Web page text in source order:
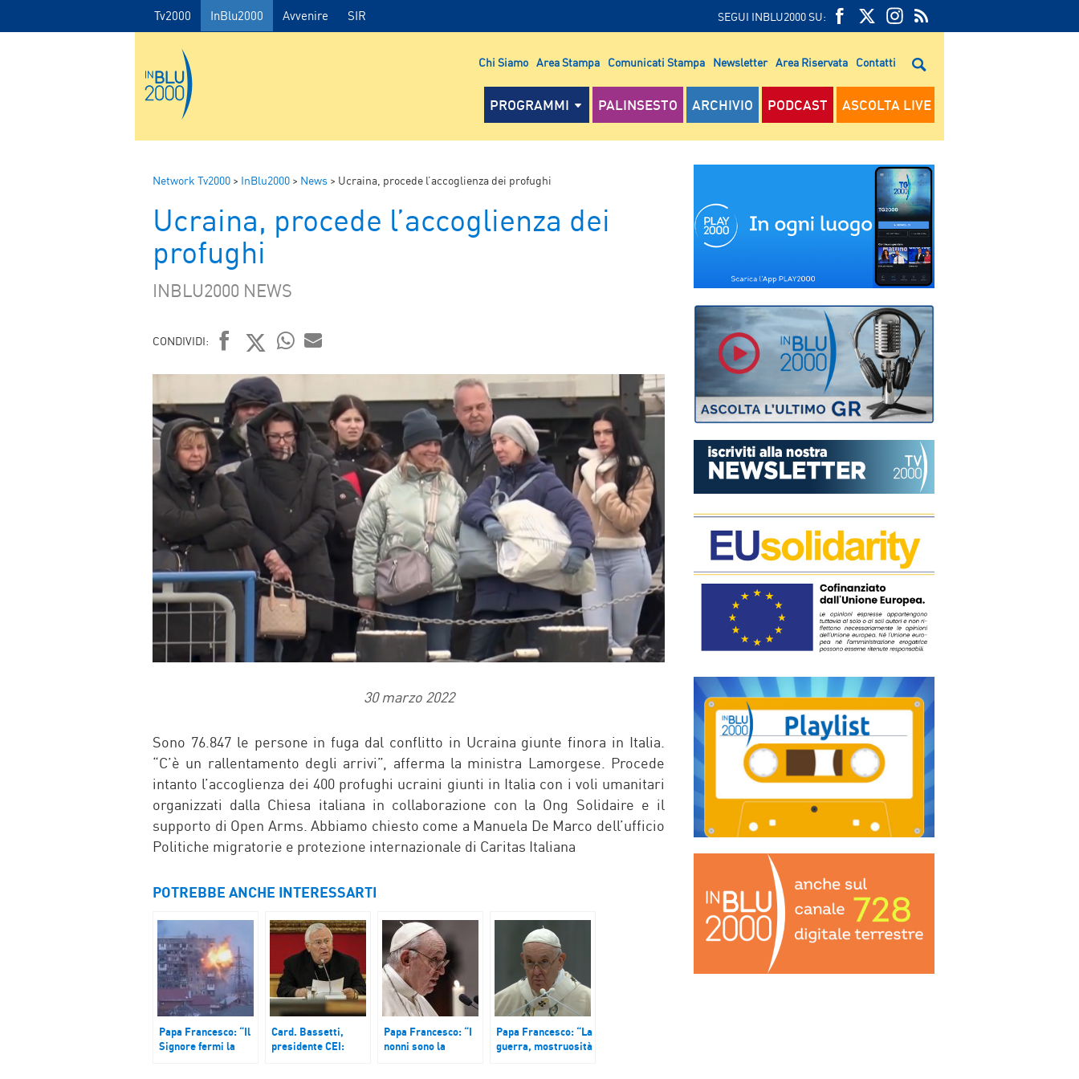
Tv2000 InBlu2000 Avvenire SIR SEGUI INBLU2000 SU:
FEED
RSS
RSS
Chi Siamo Area Stampa Comunicati Stampa Newsletter Area Riservata Contatti
PROGRAMMI PALINSESTO ARCHIVIO PODCAST ASCOLTA LIVE
Network Tv2000 > InBlu2000 > News > Ucraina, procede l’accoglienza dei profughi
Ucraina, procede l’accoglienza dei
profughi
INBLU2000 NEWS
CONDIVIDI:
FACEBOOK
TWITTER
WHATSAPP
MAIL
30 marzo 2022
Sono 76.847 le persone in fuga dal conflitto in Ucraina giunte finora in Italia.
“C’è un rallentamento degli arrivi”, afferma la ministra Lamorgese. Procede
intanto l’accoglienza dei 400 profughi ucraini giunti in Italia con i voli umanitari
organizzati dalla Chiesa italiana in collaborazione con la Ong Solidaire e il
supporto di Open Arms. Abbiamo chiesto come a Manuela De Marco dell’ufficio
Politiche migratorie e protezione internazionale di Caritas Italiana
POTREBBE ANCHE INTERESSARTI
Papa Francesco: “Il
Signore fermi la
Card. Bassetti,
presidente CEI:
Papa Francesco: “I
nonni sono la
Papa Francesco: “La
guerra, mostruosità